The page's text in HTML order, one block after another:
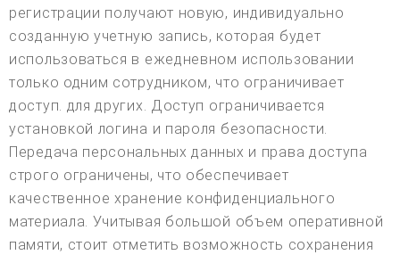
регистрации получают новую, индивидуально
созданную учетную запись, которая будет
использоваться в ежедневном использовании
только одним сотрудником, что ограничивает
доступ. для других. Доступ ограничивается
установкой логина и пароля безопасности.
Передача персональных данных и права доступа
строго ограничены, что обеспечивает
качественное хранение конфиденциального
материала. Учитывая большой объем оперативной
памяти, стоит отметить возможность сохранения